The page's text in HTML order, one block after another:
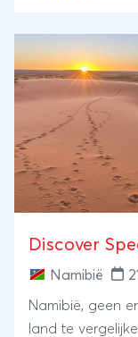
Discover
Namibië
Namibië, geen
land te